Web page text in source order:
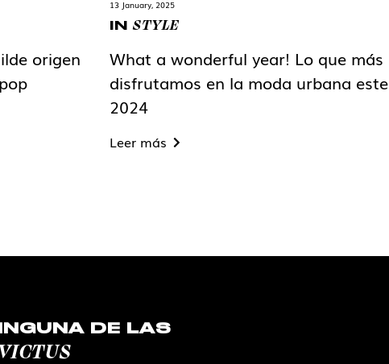
origen
13 January, 2025
INSTYLE
What a wonderful year! Lo que más
disfrutamos en la moda urbana este
2024
Leer más
DE LAS